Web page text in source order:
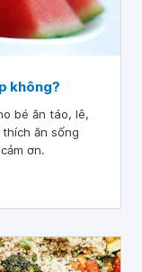
không?
bé ăn táo, lê,
ăn sống
ơn.